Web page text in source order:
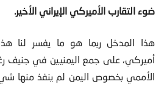
ضوء التقارب الأميركي الإيراني الأخير.
هذا المدخل ربما هو ما يفسر لنا
أميركي، على جمع اليمنيين في جنيف
الأممي بخصوص اليمن لم ينفذ منها